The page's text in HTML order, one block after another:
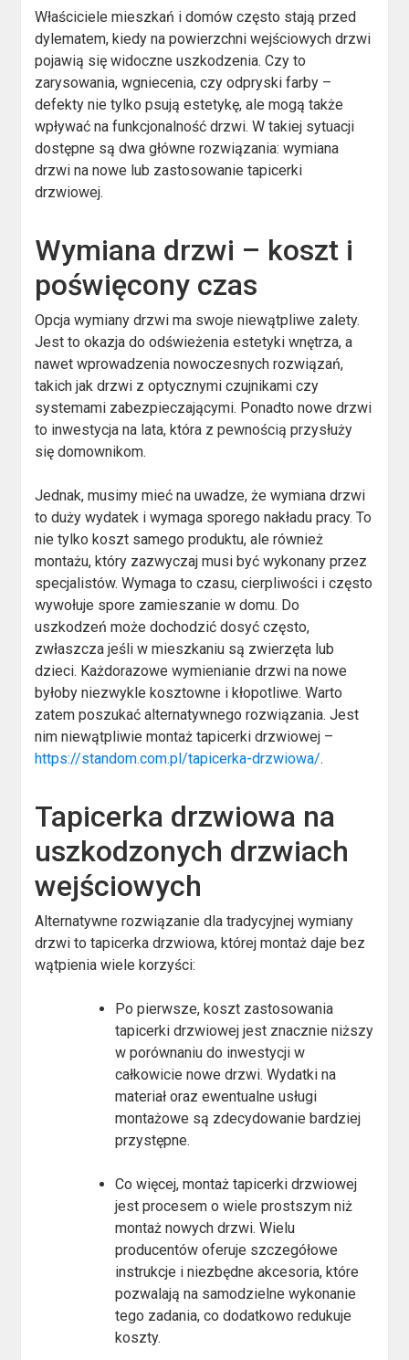
Właściciele mieszkań i domów często stają przed
dylematem, kiedy na powierzchni wejściowych drzwi
pojawią się widoczne uszkodzenia. Czy to
zarysowania, wgniecenia, czy odpryski farby –
defekty nie tylko psują estetykę, ale mogą także
wpływać na funkcjonalność drzwi. W takiej sytuacji
dostępne są dwa główne rozwiązania: wymiana
drzwi na nowe lub zastosowanie tapicerki
drzwiowej.
Wymiana drzwi – koszt i
poświęcony czas
Opcja wymiany drzwi ma swoje niewątpliwe zalety.
Jest to okazja do odświeżenia estetyki wnętrza, a
nawet wprowadzenia nowoczesnych rozwiązań,
takich jak drzwi z optycznymi czujnikami czy
systemami zabezpieczającymi. Ponadto nowe drzwi
to inwestycja na lata, która z pewnością przysłuży
się domownikom.
Jednak, musimy mieć na uwadze, że wymiana drzwi
to duży wydatek i wymaga sporego nakładu pracy. To
nie tylko koszt samego produktu, ale również
montażu, który zazwyczaj musi być wykonany przez
specjalistów. Wymaga to czasu, cierpliwości i często
wywołuje spore zamieszanie w domu. Do
uszkodzeń może dochodzić dosyć często,
zwłaszcza jeśli w mieszkaniu są zwierzęta lub
dzieci. Każdorazowe wymienianie drzwi na nowe
byłoby niezwykle kosztowne i kłopotliwe. Warto
zatem poszukać alternatywnego rozwiązania. Jest
nim niewątpliwie montaż tapicerki drzwiowej –
https://standom.com.pl/tapicerka-drzwiowa/.
Tapicerka drzwiowa na
uszkodzonych drzwiach
wejściowych
Alternatywne rozwiązanie dla tradycyjnej wymiany
drzwi to tapicerka drzwiowa, której montaż daje bez
wątpienia wiele korzyści:
Po pierwsze, koszt zastosowania
tapicerki drzwiowej jest znacznie niższy
w porównaniu do inwestycji w
całkowicie nowe drzwi. Wydatki na
materiał oraz ewentualne usługi
montażowe są zdecydowanie bardziej
przystępne.
Co więcej, montaż tapicerki drzwiowej
jest procesem o wiele prostszym niż
montaż nowych drzwi. Wielu
producentów oferuje szczegółowe
instrukcje i niezbędne akcesoria, które
pozwalają na samodzielne wykonanie
tego zadania, co dodatkowo redukuje
koszty.